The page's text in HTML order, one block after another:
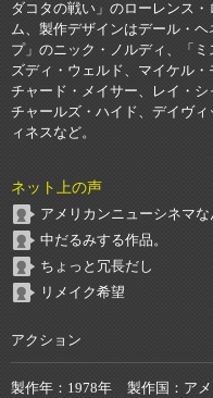
ダコタの戦い」のローレンス
ム、製作デザインはデール・
プ」のニック・ノルディ、「
ズディ・ウェルド、マイケル
チャード・メイサー、レイ・シ
チャールズ・ハイド、デイヴ
ィネスなど。
ネット上の声
アメリカンニューシネマな
中だるみする作品。
ちょっと冗長だし
リメイク希望
アクション
製作年 1978年 製作国 ア